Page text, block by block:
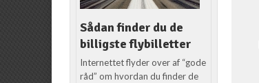
Sådan finder du de
billigste flybilletter
Internettet flyder over af “gode
råd” om hvordan du finder de